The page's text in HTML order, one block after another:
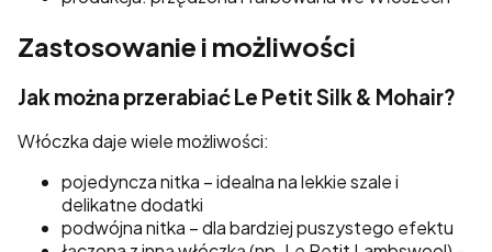
Zastosowanie i możliwości
Jak można przerabiać Le Petit Silk & Mohair?
Włóczka daje wiele możliwości:
pojedyncza nitka – idealna na lekkie szale i
delikatne dodatki
podwójna nitka – dla bardziej puszystego efektu